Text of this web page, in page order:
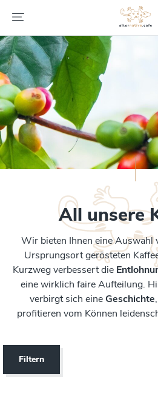
All unsere
Wir bieten Ihnen eine Auswahl
Ursprungsort gerösteten
Kurzweg verbessert die
eine wirklich faire Aufteilung.
verbirgt sich eineGeschichte
profitieren vom Können
Filtern